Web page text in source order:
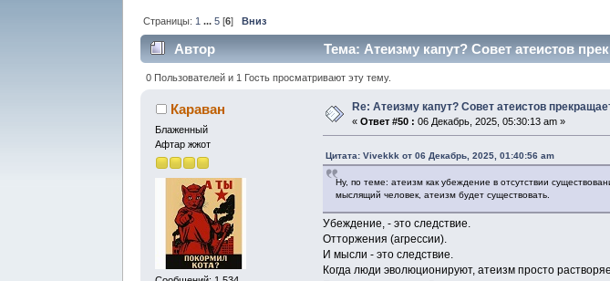
Страницы: 1 ... 5[6] Вниз
Автор Тема: Атеизму капут? Совет атеистов
0 Пользователей и 1 Гость просматривают эту тему.
Караван
Блаженный
Афтар жжот
Re: Атеизму капут? Совет атеистов
«Ответ #50 : 06 Декабрь, 2025, 05:30:13 am »
Цитата: Vivekkk от 06 Декабрь, 2025, 01:40:56 am
Ну, по теме: атеизм как убеждение в отсутствии
мыслящий человек, атеизм будет существовать.
Убеждение, - это следствие.
Отторжения (агрессии).
И мысли - это следствие.
Когда люди эволюционируют, атеизм просто